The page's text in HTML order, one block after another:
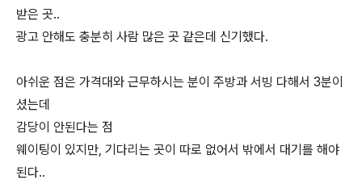
받은 곳..
광고 안해도 충분히 사람 많은 곳 같은데 신기했다.
아쉬운 점은 가격대와 근무하시는 분이 주방과 서빙 다해서 3분이
셨는데
감당이 안된다는 점
웨이팅이 있지만, 기다리는 곳이 따로 없어서 밖에서 대기를 해야
된다..